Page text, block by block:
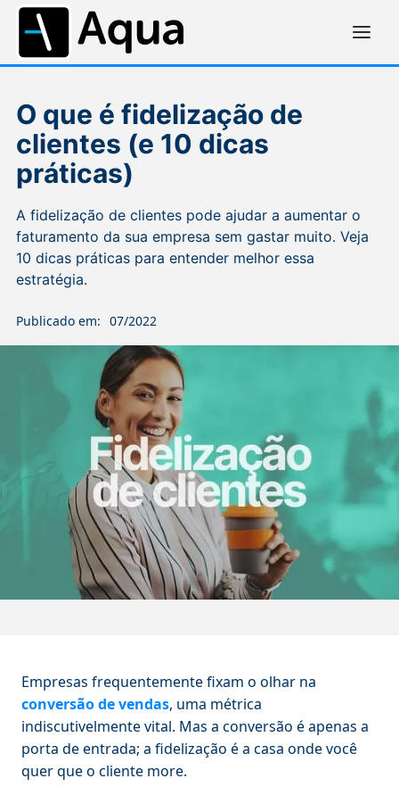
O que é fidelização de
clientes (e 10 dicas
práticas)
A fidelização de clientes pode ajudar a aumentar o
faturamento da sua empresa sem gastar muito. Veja
10 dicas práticas para entender melhor essa
estratégia.
Publicado em: 07/2022
Empresas frequentemente fixam o olhar na
conversão de vendas, uma métrica
indiscutivelmente vital. Mas a conversão é apenas a
porta de entrada; a fidelização é a casa onde você
quer que o cliente more.